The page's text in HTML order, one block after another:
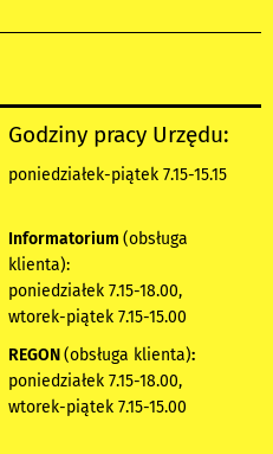
Godziny pracy Urzędu:
poniedziałek-piątek 7.15-15.15
Informatorium (obsługa
klienta):
poniedziałek 7.15-18.00,
wtorek-piątek 7.15-15.00
REGON(obsługa klienta):
poniedziałek 7.15-18.00,
wtorek-piątek 7.15-15.00